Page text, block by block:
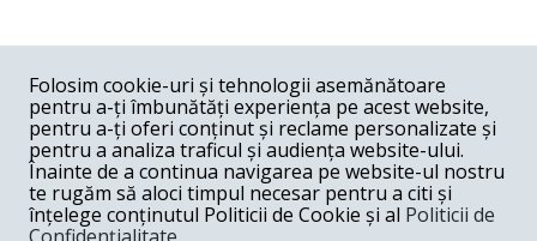
COMENTARII
Nume
Email
Folosim cookie-uri și tehnologii asemănătoare
pentru a-ți îmbunătăți experiența pe acest website,
pentru a-ți oferi conținut și reclame personalizate și
pentru a analiza traficul și audiența website-ului.
Înainte de a continua navigarea pe website-ul nostru
te rugăm să aloci timpul necesar pentru a citi și
înțelege conținutul Politicii de Cookie și al Politicii de